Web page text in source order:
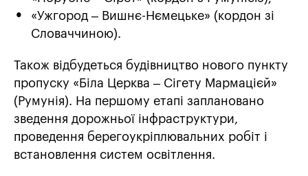
«Ужгород – Вишнє-Нємецьке» (кордон зі
Словаччиною).
Також відбудеться будівництво нового пункту
пропуску «Біла Церква – Сігету Мармацієй»
(Румунія). На першому етапі заплановано
зведення дорожньої інфраструктури,
проведення берегоукріплювальних робіт і
встановлення систем освітлення.